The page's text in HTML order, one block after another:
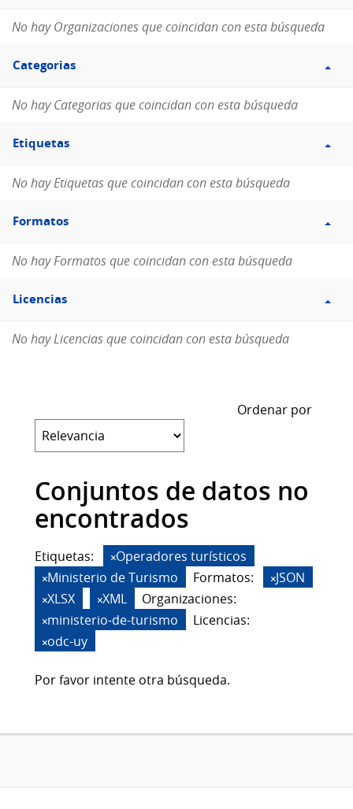
No hay Organizaciones que coincidan con esta búsqueda
Filtro
Categorias
Categorias
No hay Categorias que coincidan con esta búsqueda
Filtro
Etiquetas
Etiquetas
No hay Etiquetas que coincidan con esta búsqueda
Filtro
Formatos
Formatos
No hay Formatos que coincidan con esta búsqueda
Filtro
Licencias
Licencias
No hay Licencias que coincidan con esta búsqueda
Ordenar por
Conjuntos de datos no
encontrados
Etiquetas:
Operadores turísticos
Ministerio de Turismo
Formatos:
JSON
XLSX
XML
Organizaciones:
ministerio-de-turismo
Licencias:
odc-uy
Por favor intente otra búsqueda.